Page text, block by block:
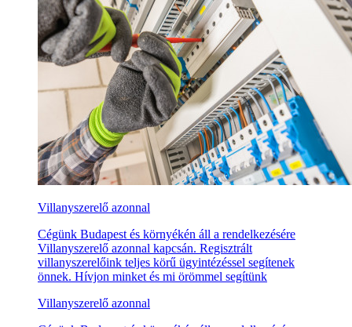
Villanyszerelő azonnal
Cégünk Budapest és környékén áll a rendelkezésére
Villanyszerelő azonnal kapcsán. Regisztrált
villanyszerelőink teljes körű ügyintézéssel segítenek
önnek. Hívjon minket és mi örömmel segítünk
Villanyszerelő azonnal